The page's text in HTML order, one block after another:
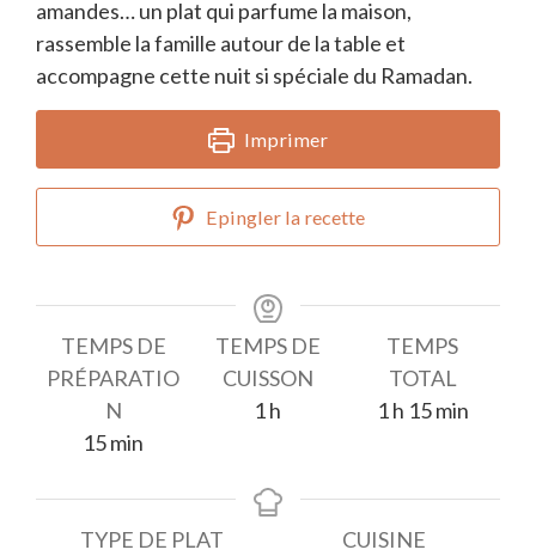
amandes… un plat qui parfume la maison,
rassemble la famille autour de la table et
accompagne cette nuit si spéciale du Ramadan.
Imprimer
Epingler la recette
TEMPS DE
PRÉPARATIO
N
15minutes
min
TEMPS DE
CUISSON
1heure
h
TEMPS
TOTAL
1heure
h 15minutes
min
TYPE DE PLAT
CUISINE